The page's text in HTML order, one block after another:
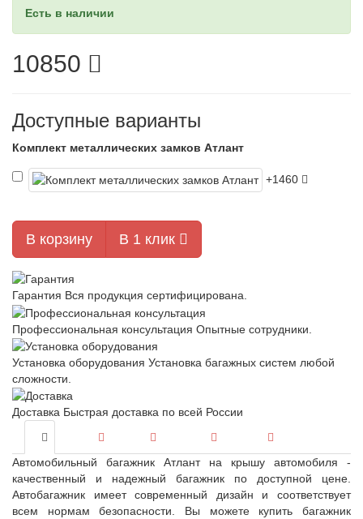
Есть в наличии
10850
Доступные варианты
Комплект металлических замков Атлант
+1460
В корзину В 1 клик
Гарантия Вся продукция сертифицирована.
Профессиональная консультация Опытные сотрудники.
Установка оборудования Установка багажных систем любой
сложности.
Доставка Быстрая доставка по всей России
Автомобильный багажник Атлант на крышу автомобиля -
качественный и надежный багажник по доступной цене.
Автобагажник имеет современный дизайн и соответствует
всем нормам безопасности. Вы можете купить багажник